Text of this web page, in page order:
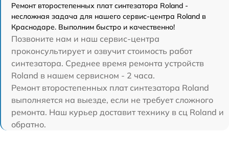
Ремонт второстепенных плат синтезатора Roland -
несложная задача для нашего сервис-центра Roland в
Краснодаре. Выполним быстро и качественно!
Позвоните нам и наш сервис-центра
проконсультирует и озвучит стоимость работ
синтезатора. Среднее время ремонта устройств
Roland в нашем сервисном - 2 часа.
Ремонт второстепенных плат синтезатора Roland
выполняется на выезде, если не требует сложного
ремонта. Наш курьер доставит технику в сц Roland и
обратно.